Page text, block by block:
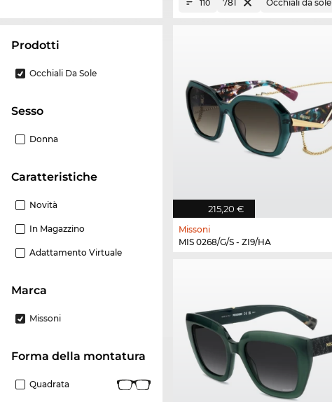
Prodotti
Occhiali Da Sole
Sesso
Donna
Caratteristiche
Novità
In Magazzino
Adattamento Virtuale
Marca
Missoni
forma della montatura
Quadrata
110 781 Occhiali da sole
215,20 €
Missoni
MIS 0268/G/S - ZI9/HA